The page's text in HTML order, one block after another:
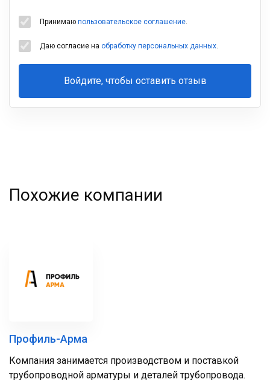
Принимаю пользовательское соглашение.
Даю согласие на обработку персональных данных.
Войдите, чтобы оставить отзыв
Ваша
Похожие компании
Профиль-Арма
Компания занимается производством и поставкой
трубопроводной арматуры и деталей трубопровода.